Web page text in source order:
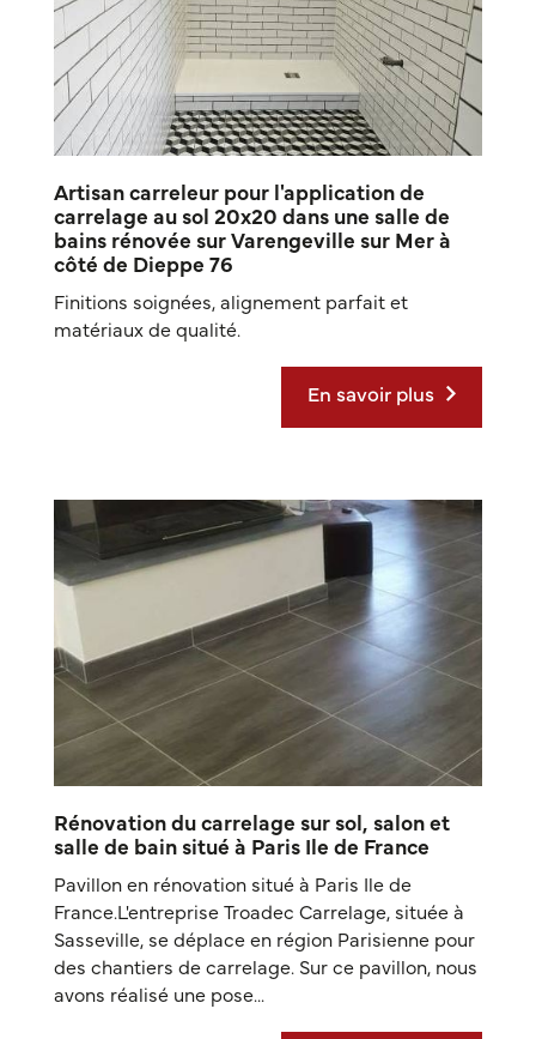
Artisan carreleur pour l'application de
carrelage au sol 20x20 dans une salle de
bains rénovée sur Varengeville sur Mer à
côté de Dieppe 76
Finitions soignées, alignement parfait et
matériaux de qualité.
En savoir plus
Rénovation du carrelage sur sol, salon et
salle de bain situé à Paris Ile de France
Pavillon en rénovation situé à Paris Ile de
France.L'entreprise Troadec Carrelage, située à
Sasseville, se déplace en région Parisienne pour
des chantiers de carrelage. Sur ce pavillon, nous
avons réalisé une pose...